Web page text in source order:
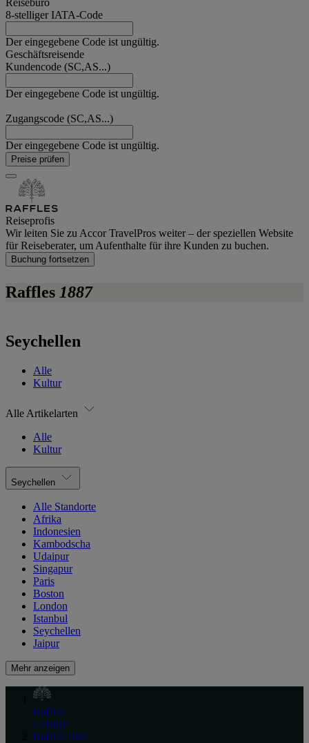
Reisebüro
8-stelliger IATA-Code
Der eingegebene Code ist ungültig.
Geschäftsreisende
Kundencode (SC,AS...)
Der eingegebene Code ist ungültig.
Zugangscode (SC,AS...)
Der eingegebene Code ist ungültig.
Preise prüfen
Reiseprofis
Wir leiten Sie zu Accor TravelPros weiter – der speziellen Website
für Reiseberater, um Aufenthalte für ihre Kunden zu buchen.
Buchung fortsetzen
Raffles 1887
Seychellen
Alle
Kultur
Alle Artikelarten
Alle
Kultur
Seychellen
Alle Standorte
Afrika
Indonesien
Kambodscha
Udaipur
Singapur
Paris
Boston
London
Istanbul
Seychellen
Jaipur
Mehr anzeigen
Raffles
German
Raffles 1887